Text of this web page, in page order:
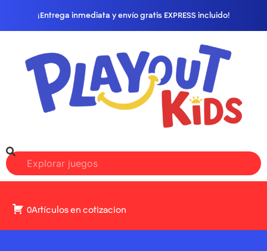
¡Entrega inmediata y envío gratis EXPRESS incluido!
0Artículos en cotizacion